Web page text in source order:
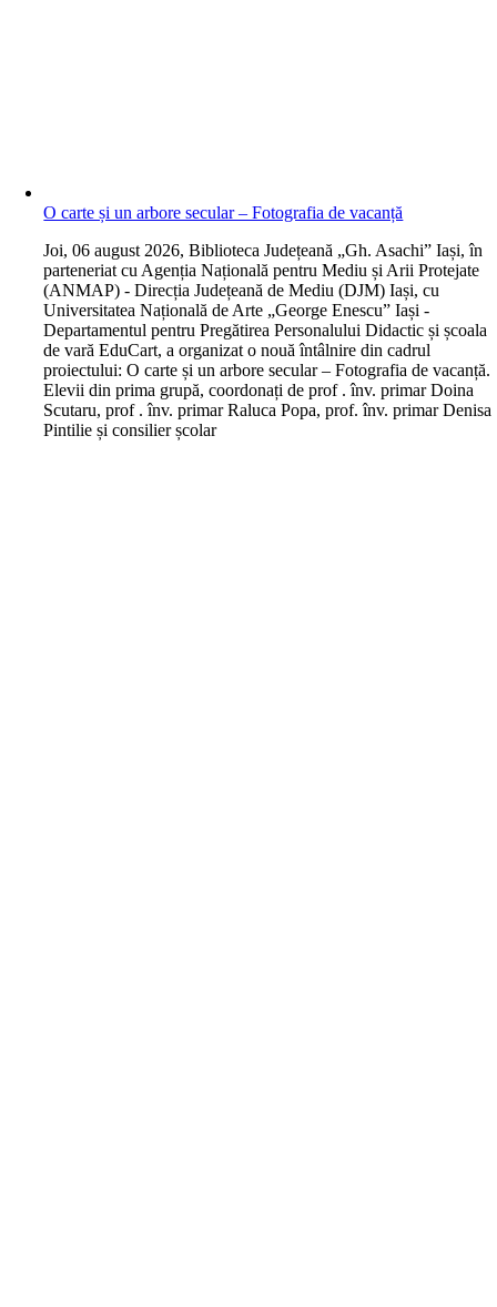
O carte și un arbore secular – Fotografia de vacanță
Joi, 06 august 2026, Biblioteca Județeană „Gh. Asachi” Iași, în
parteneriat cu Agenția Națională pentru Mediu și Arii Protejate
(ANMAP) - Direcția Județeană de Mediu (DJM) Iași, cu
Universitatea Națională de Arte „George Enescu” Iași -
Departamentul pentru Pregătirea Personalului Didactic și școala
de vară EduCart, a organizat o nouă întâlnire din cadrul
proiectului: O carte și un arbore secular – Fotografia de vacanță.
Elevii din prima grupă, coordonați de prof . înv. primar Doina
Scutaru, prof . înv. primar Raluca Popa, prof. înv. primar Denisa
Pintilie și consilier școlar